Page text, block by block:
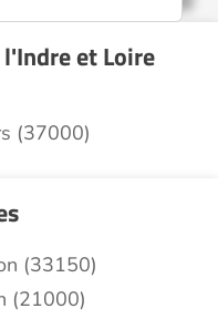
et Loire
(37000)
(33150)
(21000)